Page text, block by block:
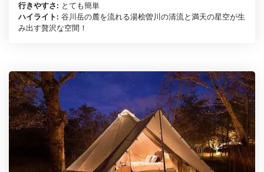
行きやすさ: とても簡単
ハイライト: 谷川岳の麓を流れる湯桧曽川の清流と満天の星空が生
み出す贅沢な空間！